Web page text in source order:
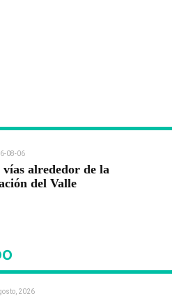
08-06
alrededor de la
del Valle
2026